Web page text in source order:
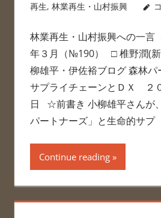
再生, 林業再生・山村振興
林業再生・山村振興への一言
年３月（№190） □ 椎野潤(新
柳雄平・伊佐裕ブログ 森林パ
サプライチェーンとＤＸ ２
日 ☆前書き 小柳雄平さんが
パートナーズ」と生命的サプ
Continue reading